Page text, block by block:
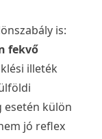
is:
fekvő
illeték
esetén külön
jó reflex